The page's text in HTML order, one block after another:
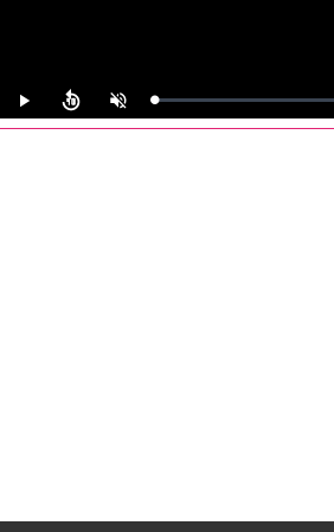
Play UnmuteLoaded:
0%